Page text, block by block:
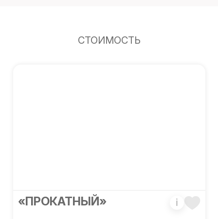
СТОИМОСТЬ
«ПРОКАТНЫЙ» i